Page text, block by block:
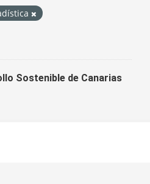
Sostenible de Canarias